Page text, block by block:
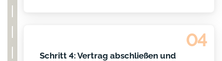
04
Schritt 4: Vertrag abschließen und